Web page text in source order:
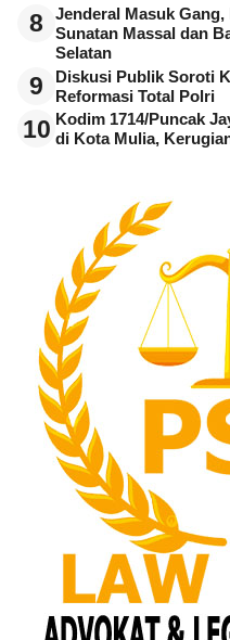
8
Jenderal Masuk Gang,
Sunatan Massal dan
Selatan
9
Diskusi Publik Soroti
Reformasi Total Polri
10 Kodim 1714/Puncak
di Kota Mulia,